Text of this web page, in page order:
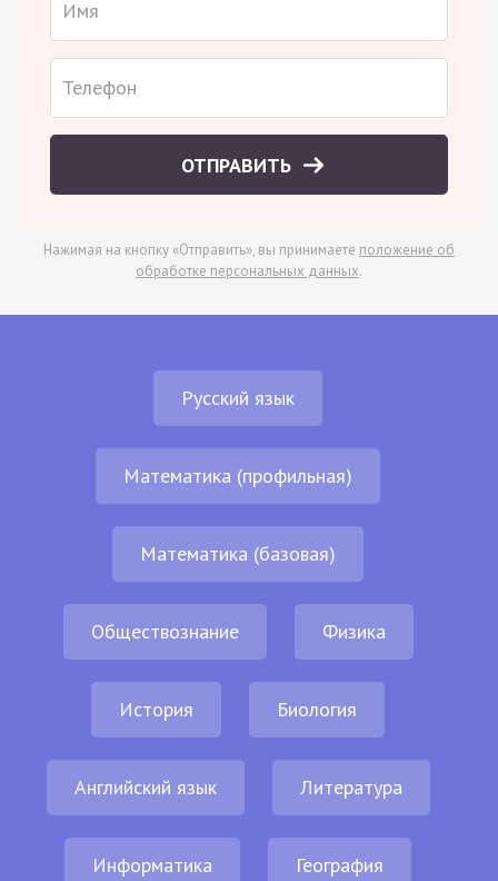
ОТПРАВИТЬ
Нажимая на кнопку «Отправить», вы принимаете положение об
обработке персональных данных.
Русский язык
Математика (профильная)
Математика (базовая)
Обществознание Физика
История Биология
Английский язык Литература
Информатика География